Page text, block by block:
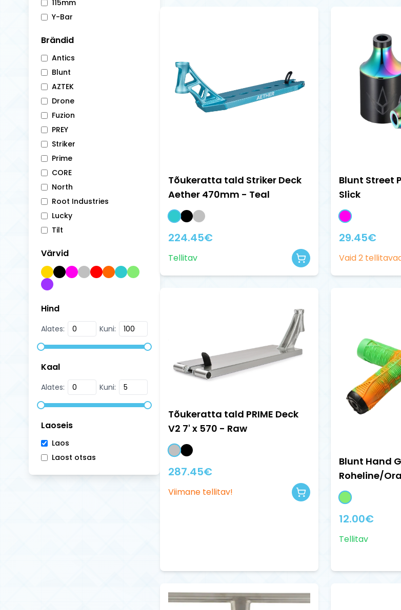
115mm
Y-Bar
Brändid
Antics
Blunt
AZTEK
Drone
Fuzion
PREY
Striker
Prime
CORE
North
Root Industries
Lucky
Tilt
Värvid
Hind
Alates: Kuni:
Kaal
Alates: Kuni:
Laoseis
Laos
Laost otsas
Tõukeratta tald Striker Deck
Aether 470mm - Teal
224.45€
Tellitav
Blunt Street
Slick
29.45€
Vaid2
Tõukeratta tald PRIME Deck
V2 7' x 570 - Raw
287.45€
Viimane tellitav!
Blunt Hand
Roheline/
12.00€
Tellitav